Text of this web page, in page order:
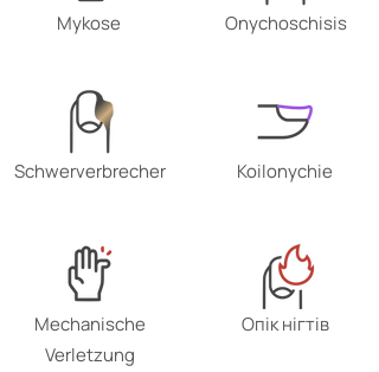
Mykose
Schwerverbrecher
Onychoschisis
Koilonychie
Mechanische
Verletzung
Опік нігтів